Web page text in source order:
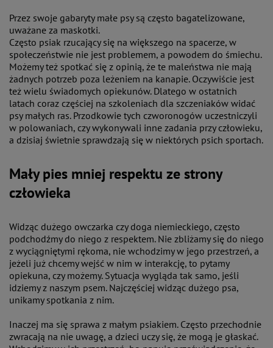
Przez swoje gabaryty małe psy są często bagatelizowane,
uważane za maskotki.
Często psiak rzucający się na większego na spacerze, w
społeczeństwie nie jest problemem, a powodem do śmiechu.
Możemy też spotkać się z opinią, że te maleństwa nie mają
żadnych potrzeb poza leżeniem na kanapie. Oczywiście jest
też wielu świadomych opiekunów. Dlatego w ostatnich
latach coraz częściej na szkoleniach dla szczeniaków widać
psy małych ras. Przodkowie tych czworonogów uczestniczyli
w polowaniach, czy wykonywali inne zadania przy człowieku,
a dzisiaj świetnie sprawdzają się w niektórych psich sportach.
Mały pies mniej respektu ze strony
człowieka
Widząc dużego owczarka czy doga niemieckiego, często
podchodźmy do niego z respektem. Nie zbliżamy się do niego
z wyciągniętymi rękoma, nie wchodzimy w jego przestrzeń, a
jeżeli już chcemy wejść w nim w interakcję, to pytamy
opiekuna, czy możemy. Sytuacja wygląda tak samo, jeśli
idziemy z naszym psem. Najczęściej widząc dużego psa,
unikamy spotkania z nim.
Inaczej ma się sprawa z małym psiakiem. Często przechodnie
zwracają na nie uwagę, a dzieci uczy się, że mogą je głaskać.